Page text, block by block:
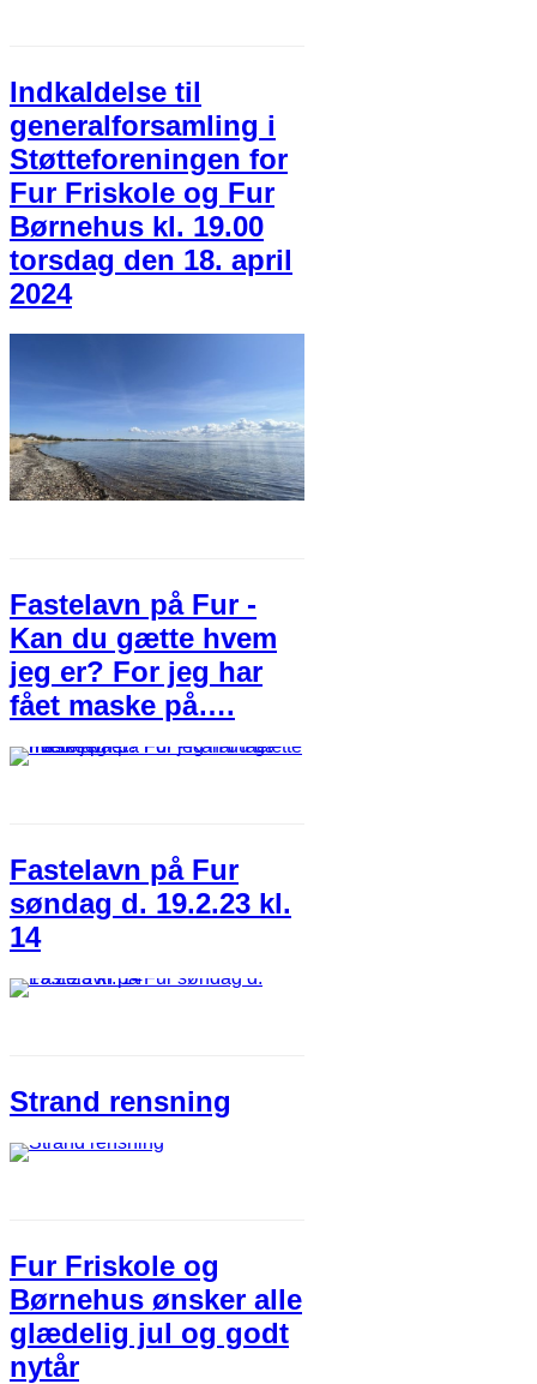
Indkaldelse til
generalforsamling i
Støtteforeningen for
Fur Friskole og Fur
Børnehus kl. 19.00
torsdag den 18. april
2024
Fastelavn på Fur -
Kan du gætte hvem
jeg er? For jeg har
fået maske på….
Fastelavn på Fur
søndag d. 19.2.23 kl.
14
Strand rensning
Fur Friskole og
Børnehus ønsker alle
glædelig jul og godt
nytår